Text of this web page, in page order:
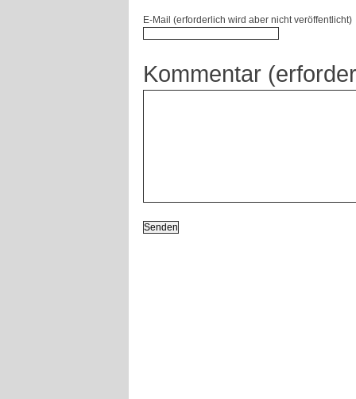
E-Mail (erforderlich wird aber nicht veröffentlicht)
Kommentar